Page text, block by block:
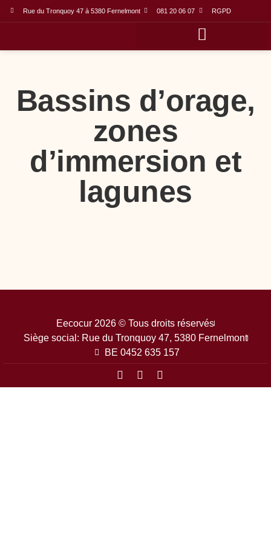
Rue du Tronquoy 47 à 5380 Fernelmont 081 20 06 07 RGPD
Bassins d’orage,
zones
d’immersion et
lagunes
Eecocur 2026 © Tous droits réservés
Siège social: Rue du Tronquoy 47, 5380 Fernelmont
BE 0452 635 157